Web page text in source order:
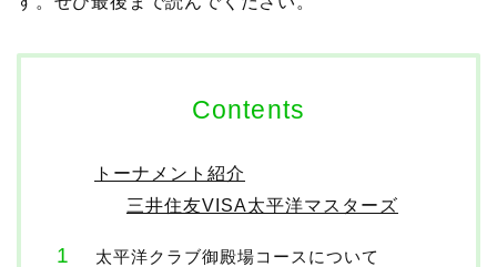
Contents
トーナメント紹介
三井住友VISA太平洋マスターズ
太平洋クラブ御殿場コースについて